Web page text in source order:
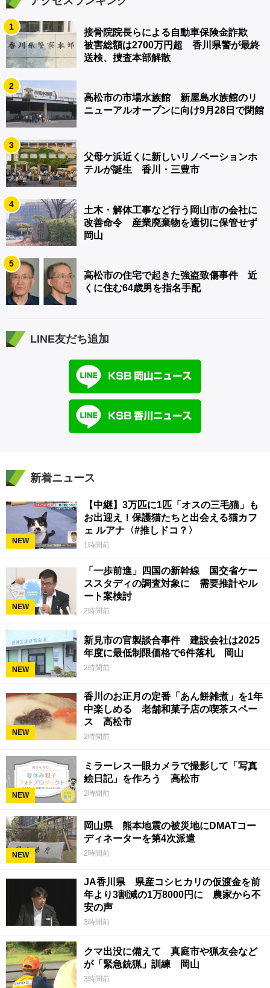
1
接骨院院長らによる自動車保険金詐欺
被害総額は2700万円超 香川県警が最終
送検、捜査本部解散
2
高松市の市場水族館 新屋島水族館のリ
ニューアルオープンに向け9月28日で閉館
3
父母ケ浜近くに新しいリノベーションホ
テルが誕生 香川・三豊市
4
土木・解体工事など行う岡山市の会社に
改善命令 産業廃棄物を適切に保管せず
岡山
5
高松市の住宅で起きた強盗致傷事件 近
くに住む64歳男を指名手配
LINE友だち追加
新着ニュース
NEW
【中継】3万匹に1匹「オスの三毛猫」も
お出迎え！保護猫たちと出会える猫カフ
ェ ルアナ〈#推しドコ？〉
1時間前
NEW
「一歩前進」四国の新幹線 国交省ケー
ススタディの調査対象に 需要推計やル
ート案検討
2時間前
NEW
新見市の官製談合事件 建設会社は2025
年度に最低制限価格で6件落札 岡山
2時間前
NEW
香川のお正月の定番「あん餅雑煮」を1年
中楽しめる 老舗和菓子店の喫茶スペー
ス 高松市
2時間前
NEW
ミラーレス一眼カメラで撮影して「写真
絵日記」を作ろう 高松市
2時間前
NEW
岡山県 熊本地震の被災地にDMATコー
ディネーターを第4次派遣
2時間前
JA香川県 県産コシヒカリの仮渡金を前
年より3割減の1万8000円に 農家から不
安の声
3時間前
クマ出没に備えて 真庭市や猟友会など
が「緊急銃猟」訓練 岡山
3時間前